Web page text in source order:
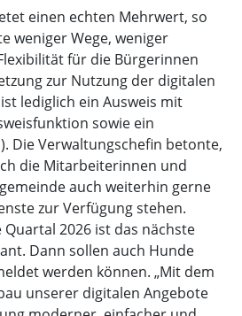
einen echten Mehrwert, so
weniger Wege, weniger
für die Bürgerinnen
zur Nutzung der digitalen
lediglich ein Ausweis mit
sowie ein
Die Verwaltungschefin betonte,
die Mitarbeiterinnen und
auch weiterhin gerne
zur Verfügung stehen.
2026 ist das nächste
Dann sollen auch Hunde
werden können. „Mit dem
unserer digitalen Angebote